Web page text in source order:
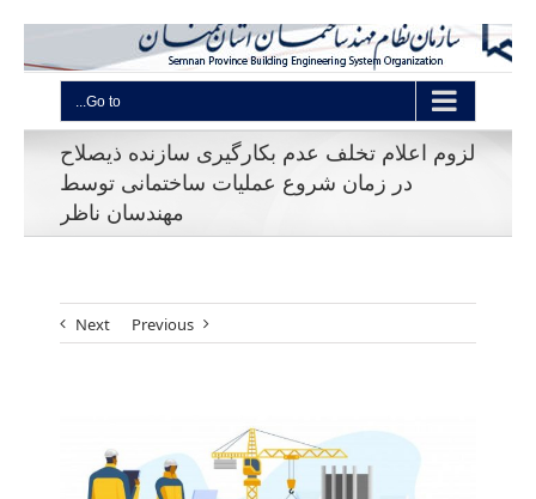
Go to...
لزوم اعلام تخلف عدم بکارگیری سازنده ذیصلاح
در زمان شروع عملیات ساختمانی توسط
مهندسان ناظر
Previous
Next